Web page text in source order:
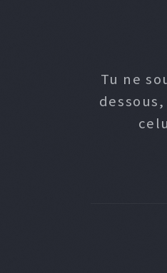
Tu ne